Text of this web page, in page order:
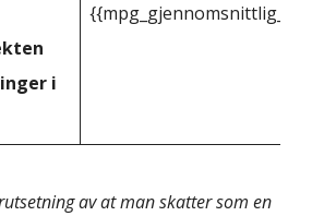
i
av at man skatter som en